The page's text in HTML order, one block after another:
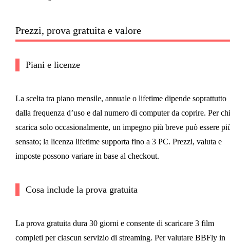
Prezzi, prova gratuita e valore
Piani e licenze
La scelta tra piano mensile, annuale o lifetime dipende soprattutto
dalla frequenza d’uso e dal numero di computer da coprire. Per chi
scarica solo occasionalmente, un impegno più breve può essere
sensato; la licenza lifetime supporta fino a 3 PC. Prezzi, valuta e
imposte possono variare in base al checkout.
Cosa include la prova gratuita
La prova gratuita dura 30 giorni e consente di scaricare 3 film
completi per ciascun servizio di streaming. Per valutare BBFly in